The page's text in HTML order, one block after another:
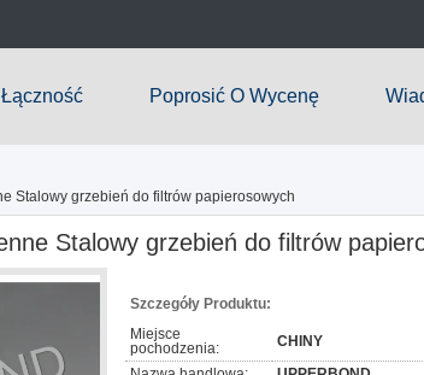
Łączność Poprosić O Wycenę
Stalowy grzebień do filtrów papierosowych
Stalowy grzebień do filtrów
Szczegóły Produktu:
Miejsce
pochodzenia:
CHINY